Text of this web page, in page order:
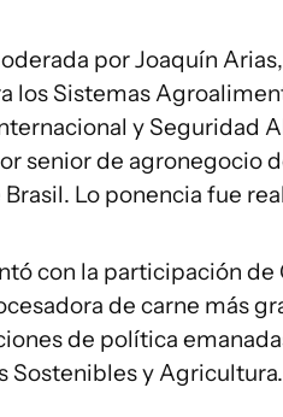
por Joaquín
los Sistemas
y Seguridad
senior de agronegocio
Lo ponencia fue
con la participación
de carne más
de política
Sostenibles y Agricultura.